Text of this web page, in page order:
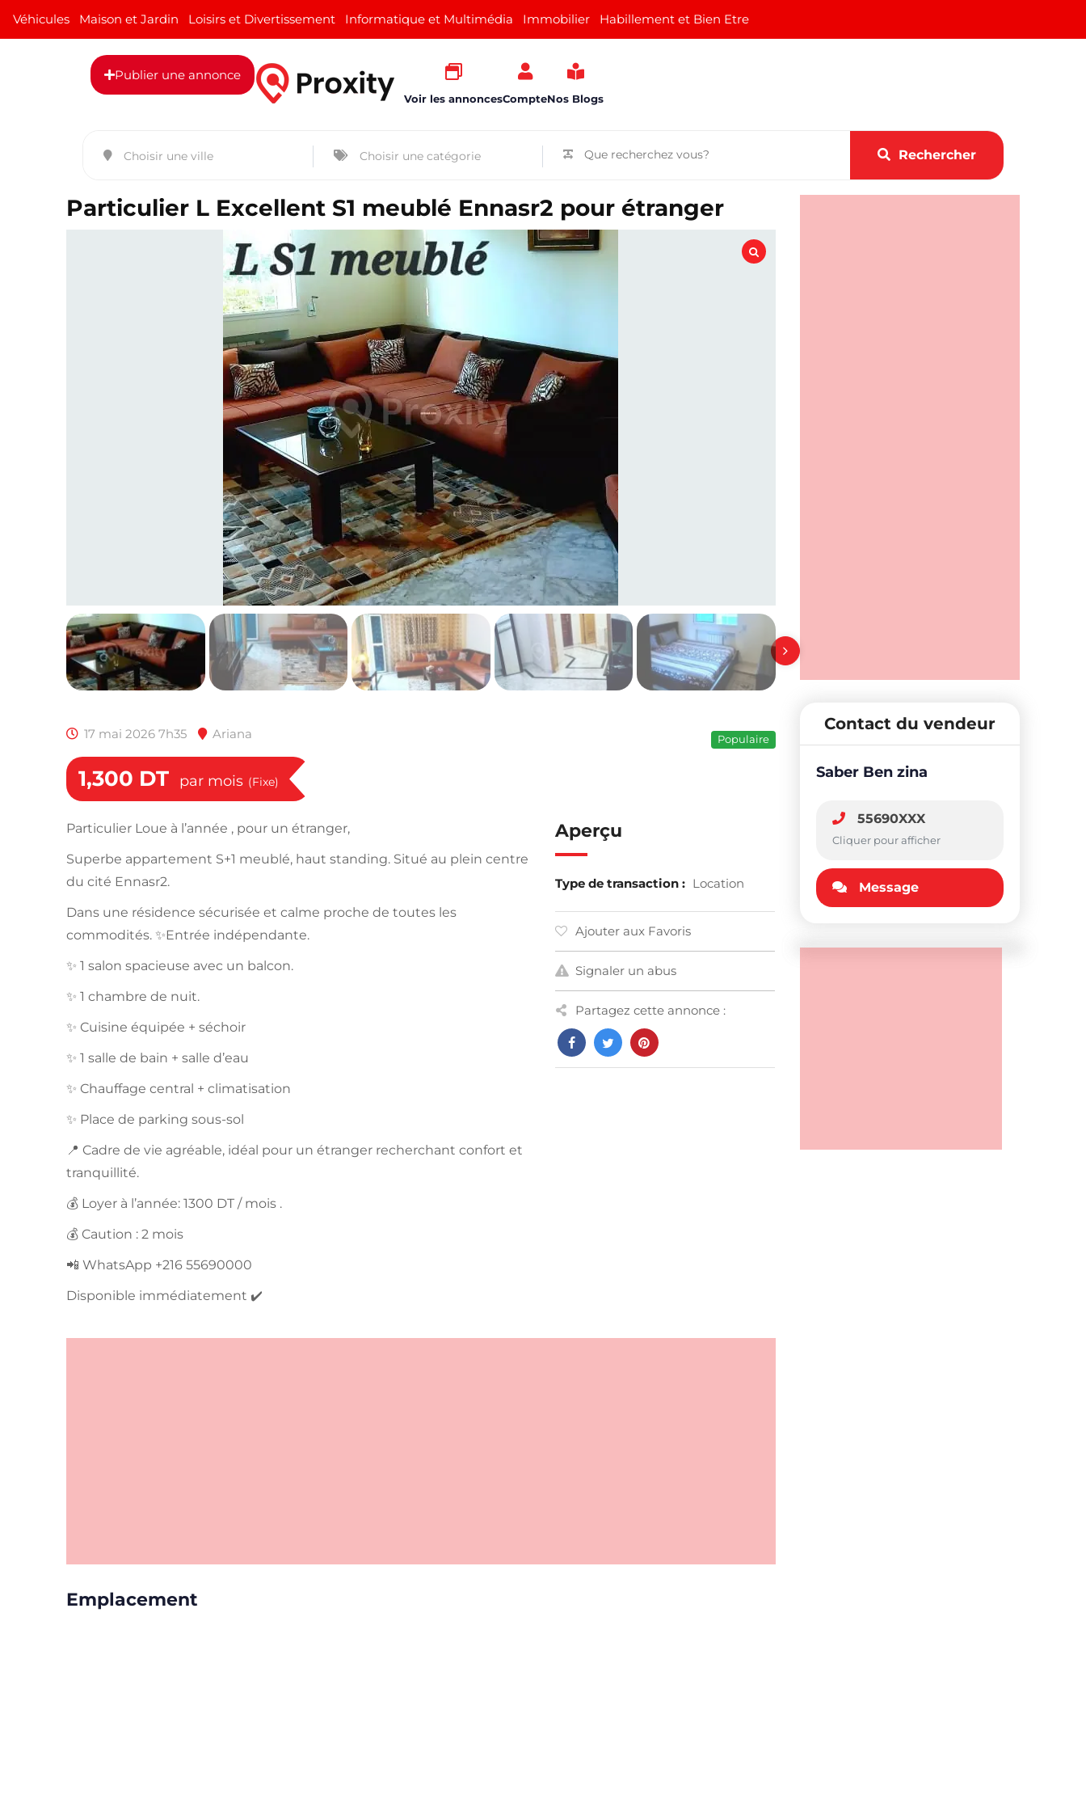
Véhicules Maison et Jardin Loisirs et Divertissement Informatique et Multimédia Immobilier Habillement et Bien Etre
Publier une annonce
Voir les annoncesCompteNos Blogs
Rechercher
Particulier L Excellent S1 meublé Ennasr2 pour étranger
17 mai 2026 7h35 Ariana Populaire
1,300 DT par mois (Fixe)
Particulier Loue à l’année , pour un étranger,
Superbe appartement S+1 meublé, haut standing. Situé au plein centre
du cité Ennasr2.
Dans une résidence sécurisée et calme proche de toutes les
commodités. ✨Entrée indépendante.
✨ 1 salon spacieuse avec un balcon.
✨ 1 chambre de nuit.
✨ Cuisine équipée + séchoir
✨ 1 salle de bain + salle d’eau
✨ Chauffage central + climatisation
✨ Place de parking sous-sol
📍 Cadre de vie agréable, idéal pour un étranger recherchant confort et
tranquillité.
💰 Loyer à l’année: 1300 DT / mois .
💰 Caution : 2 mois
📲 WhatsApp +216 55690000
Disponible immédiatement ✔️
Aperçu
Type de transaction : Location
Ajouter aux Favoris
Signaler un abus
Partagez cette annonce :
Emplacement
Contact du vendeur
Saber Ben zina
55690XXX
Cliquer pour afficher
Message